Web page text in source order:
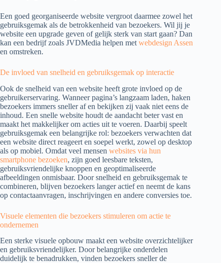
Een goed georganiseerde website vergroot daarmee zowel het
gebruiksgemak als de betrokkenheid van bezoekers. Wil jij je
website een upgrade geven of gelijk sterk van start gaan? Dan
kan een bedrijf zoals JVDMedia helpen met webdesign Assen
en omstreken.
De invloed van snelheid en gebruiksgemak op interactie
Ook de snelheid van een website heeft grote invloed op de
gebruikerservaring. Wanneer pagina’s langzaam laden, haken
bezoekers immers sneller af en bekijken zij vaak niet eens de
inhoud. Een snelle website houdt de aandacht beter vast en
maakt het makkelijker om acties uit te voeren. Daarbij speelt
gebruiksgemak een belangrijke rol: bezoekers verwachten dat
een website direct reageert en soepel werkt, zowel op desktop
als op mobiel. Omdat veel mensen websites via hun
smartphone bezoeken, zijn goed leesbare teksten,
gebruiksvriendelijke knoppen en geoptimaliseerde
afbeeldingen onmisbaar. Door snelheid en gebruiksgemak te
combineren, blijven bezoekers langer actief en neemt de kans
op contactaanvragen, inschrijvingen en andere conversies toe.
Visuele elementen die bezoekers stimuleren om actie te
ondernemen
Een sterke visuele opbouw maakt een website overzichtelijker
en gebruiksvriendelijker. Door belangrijke onderdelen
duidelijk te benadrukken, vinden bezoekers sneller de